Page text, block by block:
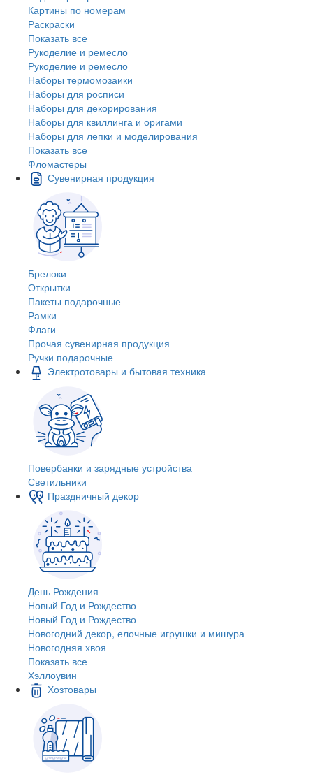
Картины по номерам
Раскраски
Показать все
Рукоделие и ремесло
Рукоделие и ремесло
Наборы термомозаики
Наборы для росписи
Наборы для декорирования
Наборы для квиллинга и оригами
Наборы для лепки и моделирования
Показать все
Фломастеры
Сувенирная продукция
Брелоки
Открытки
Пакеты подарочные
Рамки
Флаги
Прочая сувенирная продукция
Ручки подарочные
Электротовары и бытовая техника
Повербанки и зарядные устройства
Светильники
Праздничный декор
День Рождения
Новый Год и Рождество
Новый Год и Рождество
Новогодний декор, елочные игрушки и мишура
Новогодняя хвоя
Показать все
Хэллоувин
Хозтовары